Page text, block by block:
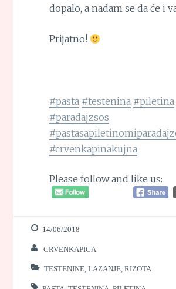
dopalo, a nadam se da će i
Prijatno!
#pasta #testenina #piletina
#paradajzsos
#crvenkapinakujna
Please follow and like us:
14/06/2018
CRVENKAPICA
TESTENINE, LAZANJE, RIZOTA